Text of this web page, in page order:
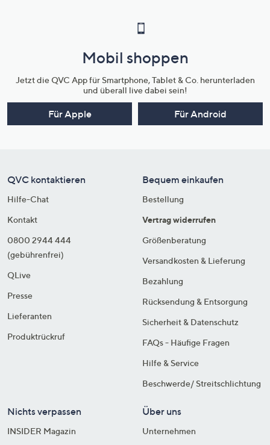
Mobil shoppen
Jetzt die QVC App für Smartphone, Tablet & Co. herunterladen
und überall live dabei sein!
Für Apple Für Android
QVC kontaktieren
Hilfe-Chat
Kontakt
0800 2944 444
(gebührenfrei)
QLive
Presse
Lieferanten
Produktrückruf
Bequem einkaufen
Bestellung
Vertrag widerrufen
Größenberatung
Versandkosten & Lieferung
Bezahlung
Rücksendung & Entsorgung
Sicherheit & Datenschutz
FAQs - Häufige Fragen
Hilfe & Service
Beschwerde/ Streitschlichtung
Nichts verpassen
INSIDER Magazin
Über uns
Unternehmen